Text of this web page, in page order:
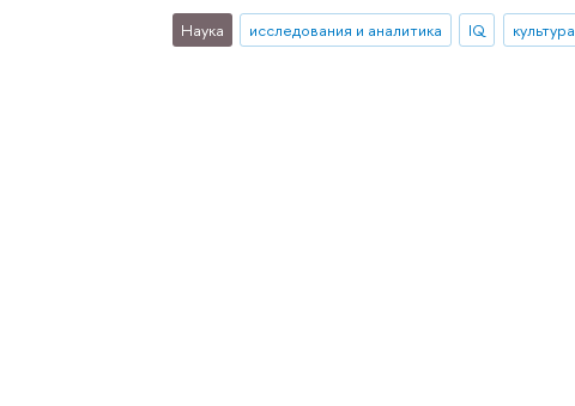
Наука исследования и аналитика IQ культура